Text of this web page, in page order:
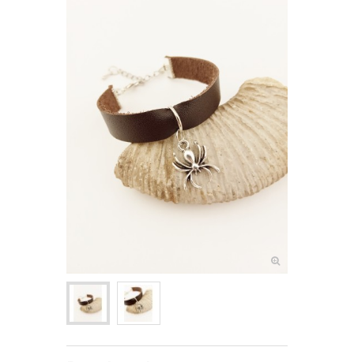
ASCOTS & LAVALLIÈRES
+
POCHETTES & BOUTONNIÈRES
+
BIJOUX FEMME
+
BOUTONS DE MANCHETTE
PINCES & ÉPINGLES À CRAVATE
+
PETITS ACCESSOIRES TEXTILES